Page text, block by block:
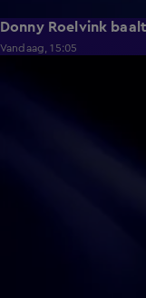
Donny Roelvink
Vandaag, 15:05